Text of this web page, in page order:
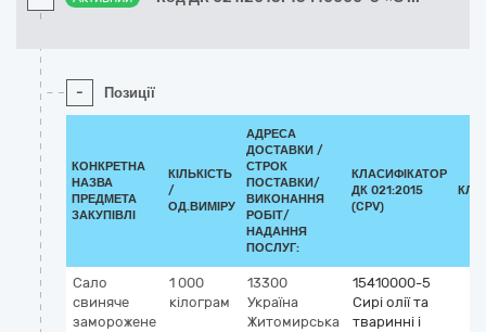
- Позиції
КОНКРЕТНА
НАЗВА
ПРЕДМЕТА
ЗАКУПІВЛІ
КІЛЬКІСТЬ
/
ОД.ВИМІРУ
АДРЕСА
ДОСТАВКИ /
СТРОК
ПОСТАВКИ/
ВИКОНАННЯ
РОБІТ/
НАДАННЯ
ПОСЛУГ:
КЛАСИФІКАТОР
ДК 021:2015
(CPV)
Сало
свиняче
заморожене
1 000
кілограм
13300
Україна
Житомирська
15410000-5
Сирі олії та
тваринні і